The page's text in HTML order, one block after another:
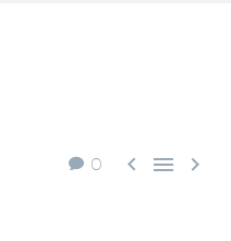
0   